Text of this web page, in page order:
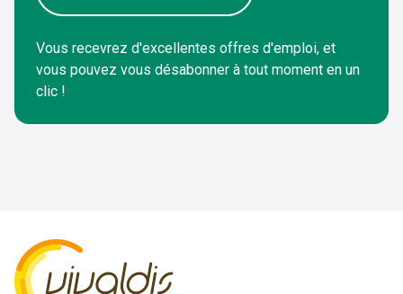
Vous recevrez d'excellentes offres d'emploi, et
vous pouvez vous désabonner à tout moment en un
clic !